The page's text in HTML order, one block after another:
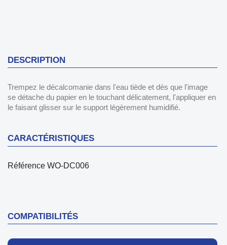
DESCRIPTION
Trempez le décalcomanie dans l'eau tiède et dès que l'image
se détache du papier en le touchant délicatement, l'appliquer en
le faisant glisser sur le support légèrement humidifié.
CARACTÉRISTIQUES
Référence WO-DC006
COMPATIBILITÉS